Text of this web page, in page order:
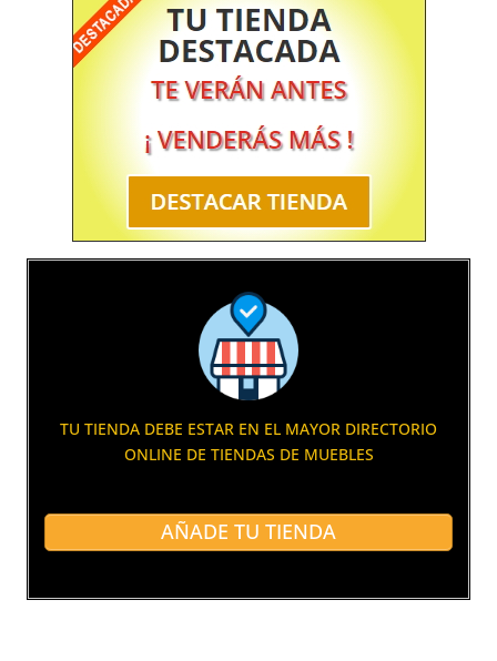
TU TIENDA DEBE ESTAR EN EL MAYOR DIRECTORIO
ONLINE DE TIENDAS DE MUEBLES
AÑADE TU TIENDA